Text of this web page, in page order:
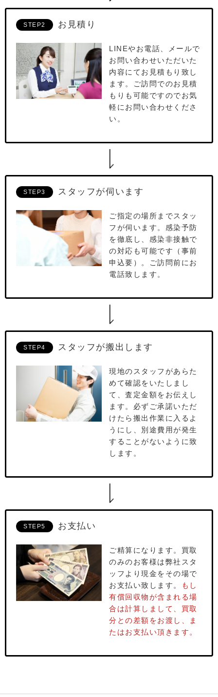
STEP2 お見積り
LINEやお電話、メールで
お問い合わせいただいた
内容にてお⾒積もり致し
ます。ご訪問でのお⾒積
もりも可能ですのでお気
軽にお問い合わせくださ
い。
STEP3 スタッフが伺います
ご指定の場所までスタッ
フが伺います。感染予防
を徹底し、感染非接触で
の対応も可能です（事前
申込要）。ご訪問前にお
電話致します。
STEP4 スタッフが搬出します
現地のスタッフがあらた
めて確認をいたしまし
て、査定⾦額をお伝えし
ます。必ずご承諾いただ
けたら搬出作業に⼊るよ
うにし、別途費⽤が発⽣
することがないように致
します。
STEP5 お支払い
ご精算になります。買取
のみのお客様は弊社スタ
ッフより現⾦をその場で
お⽀払い致します。
もし
有償回収物が含まれる場
合は計算しまして、買取
分との差額をお渡し、ま
たはお⽀払い頂きます。